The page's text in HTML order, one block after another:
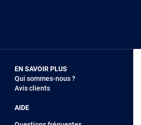
EN SAVOIR PLUS
Qui sommes-nous ?
Avis clients
AIDE